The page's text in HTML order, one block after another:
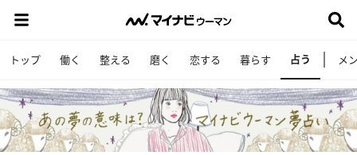
トップ 働く 整える 磨く 恋する 暮らす 占う メ